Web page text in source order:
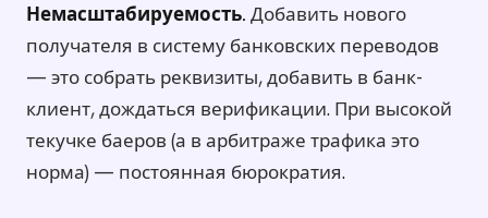
Немасштабируемость. Добавить нового
получателя в систему банковских переводов
— это собрать реквизиты, добавить в банк-
клиент, дождаться верификации. При высокой
текучке баеров (а в арбитраже трафика это
норма) — постоянная бюрократия.